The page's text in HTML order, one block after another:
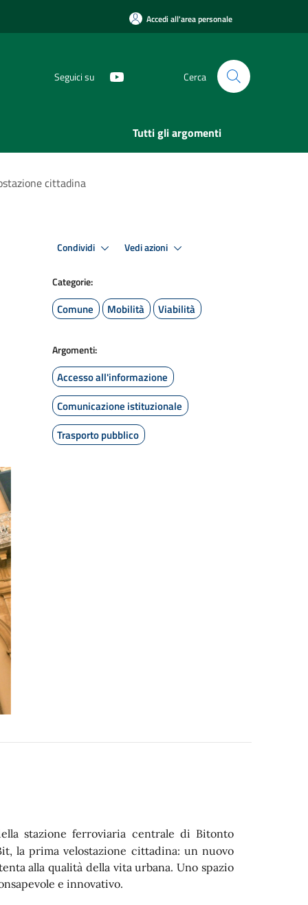
Accedi all'area personale
Seguici su Cerca
Tutti gli argomenti
cittadina
Condividi Vedi azioni
Categorie:
Comune Mobilità Viabilità
Argomenti:
Accesso all'informazione
Comunicazione istituzionale
Trasporto pubblico
stazione ferroviaria centrale di Bitonto
, laprima velostazione cittadina: un nuovo
alla qualità della vita urbana. Uno spazio
e innovativo.